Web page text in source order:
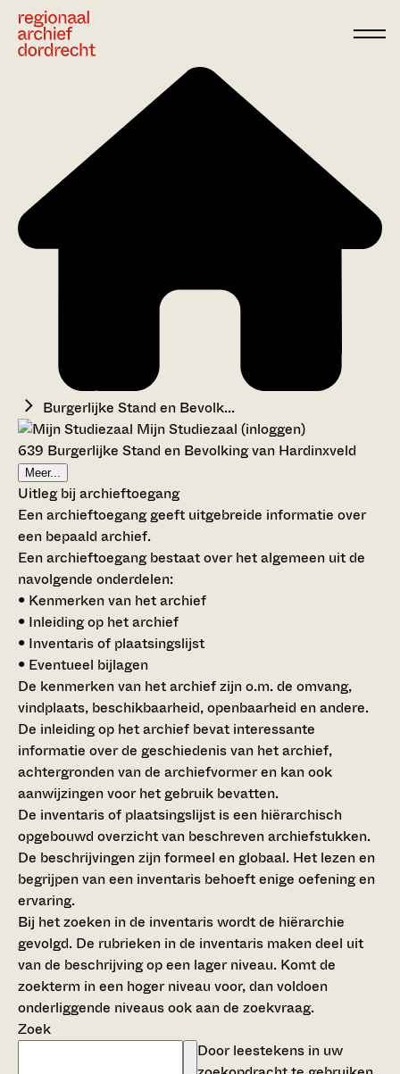
Burgerlijke Stand en Bevolk...
Mijn Studiezaal (inloggen)
639 Burgerlijke Stand en Bevolking van Hardinxveld
Meer...
Uitleg bij archieftoegang
Een archieftoegang geeft uitgebreide informatie over
een bepaald archief.
Een archieftoegang bestaat over het algemeen uit de
navolgende onderdelen:
• Kenmerken van het archief
• Inleiding op het archief
• Inventaris of plaatsingslijst
• Eventueel bijlagen
De kenmerken van het archief zijn o.m. de omvang,
vindplaats, beschikbaarheid, openbaarheid en andere.
De inleiding op het archief bevat interessante
informatie over de geschiedenis van het archief,
achtergronden van de archiefvormer en kan ook
aanwijzingen voor het gebruik bevatten.
De inventaris of plaatsingslijst is een hiërarchisch
opgebouwd overzicht van beschreven archiefstukken.
De beschrijvingen zijn formeel en globaal. Het lezen en
begrijpen van een inventaris behoeft enige oefening en
ervaring.
Bij het zoeken in de inventaris wordt de hiërarchie
gevolgd. De rubrieken in de inventaris maken deel uit
van de beschrijving op een lager niveau. Komt de
zoekterm in een hoger niveau voor, dan voldoen
onderliggende niveaus ook aan de zoekvraag.
Zoek
Door leestekens in uw